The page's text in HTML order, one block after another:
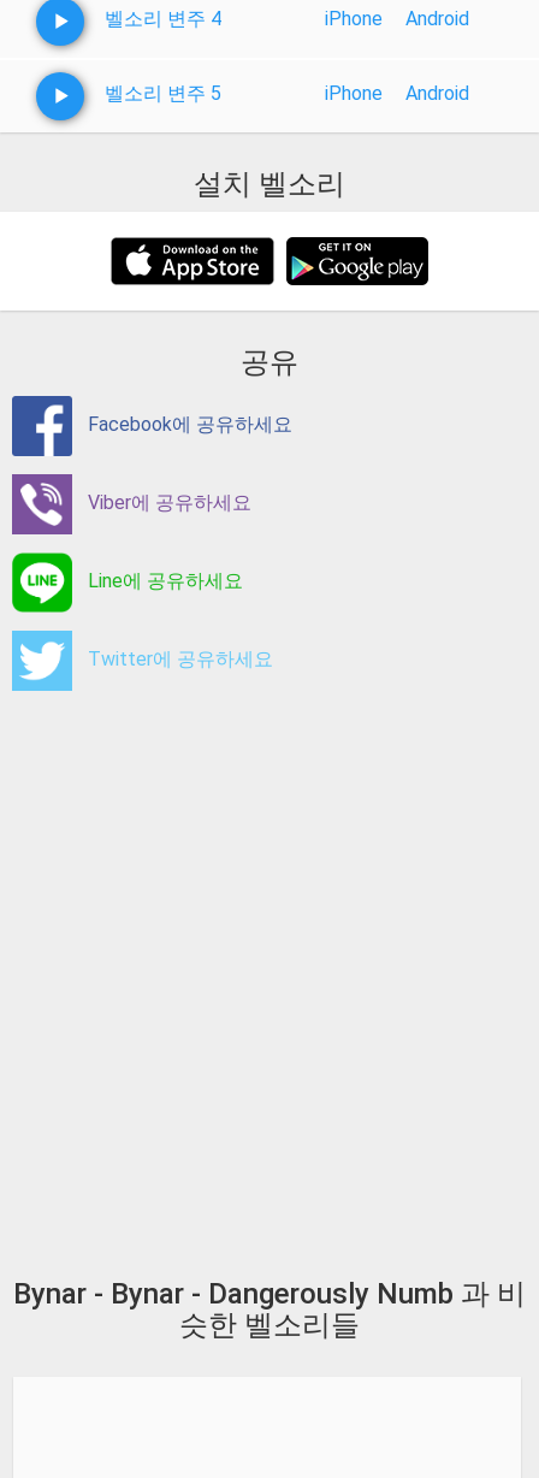
벨소리 변주 4 iPhone Android
벨소리 변주 5 iPhone Android
설치 벨소리
공유
Facebook에 공유하세요
Viber에 공유하세요
Line에 공유하세요
Twitter에 공유하세요
Bynar - Bynar - Dangerously Numb 과 비
슷한 벨소리들